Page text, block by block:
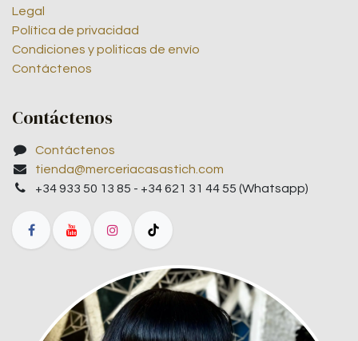
Legal
Política de privacidad
Condiciones y politicas de envío
Contáctenos
Contáctenos
Contáctenos
tienda@merceriacasastich.com
+34 933 50 13 85 - +34 621 31 44 55 (Whatsapp)